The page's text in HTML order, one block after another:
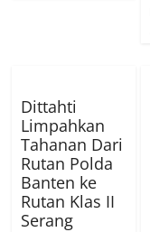
Dittahti
Limpahkan
Tahanan Dari
Rutan Polda
Banten ke
Rutan Klas II
Serang